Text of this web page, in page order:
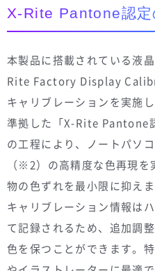
X-Rite Pantone認定
本製品に搭載されている液
Rite Factory Display
キャリブレーションを実施
準拠した「X-Rite Pantone
の工程により、ノートパソ
（※2）の高精度な色再現
物の色ずれを最小限に抑えま
キャリブレーション情報は
て記録されるため、追加調
色を保つことができます。